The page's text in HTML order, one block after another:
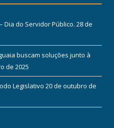
Dia do Servidor Público. 28 de
buscam soluções junto à
de 2025
Legislativo 20 de outubro de